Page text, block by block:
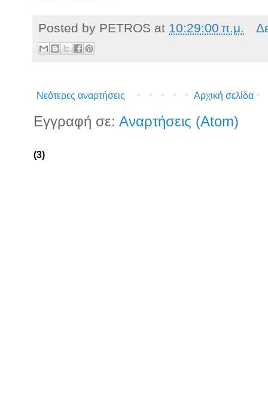
Posted by PETROS at 10:29:00 π.μ.
Νεότερες αναρτήσεις Αρχική σελίδα
Εγγραφή σε: Αναρτήσεις (Atom)
(3)